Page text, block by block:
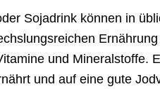
Sojadrink können in
und Mineralstoffe.
und auf eine gute